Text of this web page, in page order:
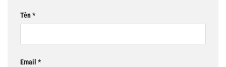
Tên*
Email *